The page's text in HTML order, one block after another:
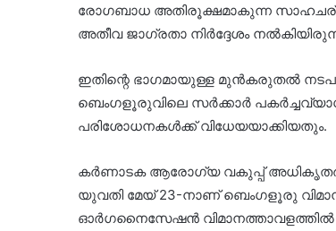
രോഗബാധ അതിരൂക്ഷമാകുന്ന
അതീവ ജാഗ്രതാ നിർദ്ദേശം
ഇതിന്റെ ഭാഗമായുള്ള മുൻകരുതൽ
ബെംഗളൂരുവിലെ സർക്കാർ
പരിശോധനകൾക്ക് വിധേയയാക്കിയതും.
കർണാടക ആരോഗ്യ വകുപ്പ് അധികൃതർ
യുവതി മേയ് 23-നാണ് ബെംഗളൂരു
ഓർഗനൈസേഷൻ വിമാനത്താവളത്തിൽ